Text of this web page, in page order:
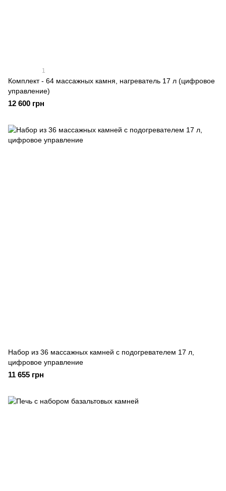
1
Комплект - 64 массажных камня, нагреватель 17 л (цифровое
управление)
12 600 грн
Набор из 36 массажных камней с подогревателем 17 л,
цифровое управление
11 655 грн